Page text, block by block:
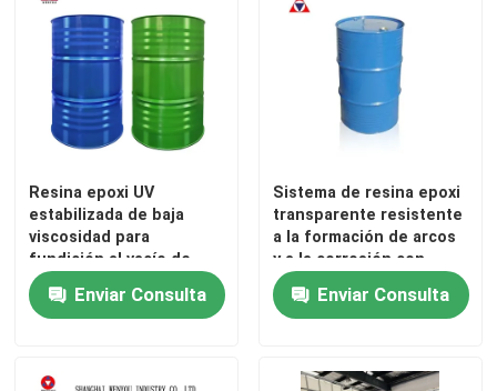
Resina epoxi UV
estabilizada de baja
viscosidad para
fundición al vacío de
transformadores de
corriente al aire libre
Enviar Consulta
Sistema de resina epoxi
transparente resistente
a la formación de arcos
y a la corrosión con
inflamabilidad V1 y
resistencia térmica
Enviar Consulta